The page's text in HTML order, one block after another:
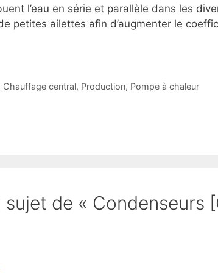
l’eau en série et parallèle dans les
petites ailettes afin d’augmenter le
Chauffage central, Production, Pompe à chaleur
sujet de « Condenseurs